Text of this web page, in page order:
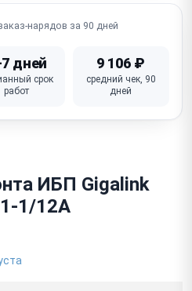
нарядов за 90 дней
дней
срок
работ
9 106 ₽
средний чек, 90
дней
ИБП Gigalink
1/12A